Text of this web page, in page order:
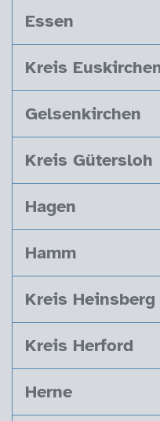
Essen
Kreis
Gelsenkirchen
Kreis Gütersloh
Hagen
Hamm
Kreis Heinsberg
Kreis Herford
Herne